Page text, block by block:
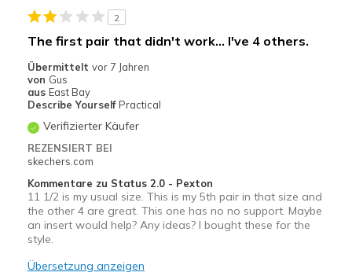
Casual Wear
Travel
Width
Feels true to width
Sizing
View On Shoes
2
The first pair that didn't work... I've 4 others.
Übermittelt vor 7 Jahren
von Gus
aus East Bay
Describe Yourself Practical
Verifizierter Käufer
REZENSIERT BEI
skechers.com
Kommentare zu Status 2.0 - Pexton
11 1/2 is my usual size. This is my 5th pair in that size and
the other 4 are great. This one has no no support. Maybe
an insert would help? Any ideas? I bought these for the
style.
Übersetzung anzeigen